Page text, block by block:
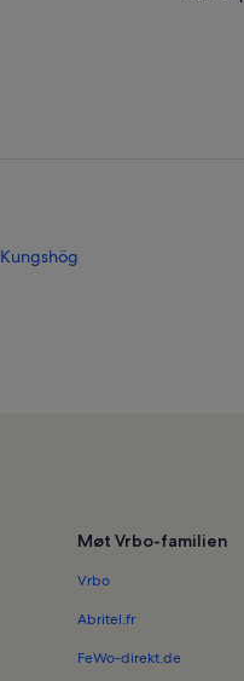
Møt Vrbo-familien
Vrbo
Abritel.fr
FeWo-direkt.de